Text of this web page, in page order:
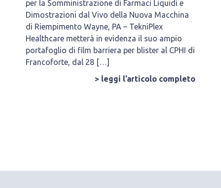
per la Somministrazione di Farmaci Liquidi e
Dimostrazioni dal Vivo della Nuova Macchina
di Riempimento Wayne, PA – TekniPlex
Healthcare metterà in evidenza il suo ampio
portafoglio di film barriera per blister al CPHI di
Francoforte, dal 28 […]
> leggi l’articolo completo